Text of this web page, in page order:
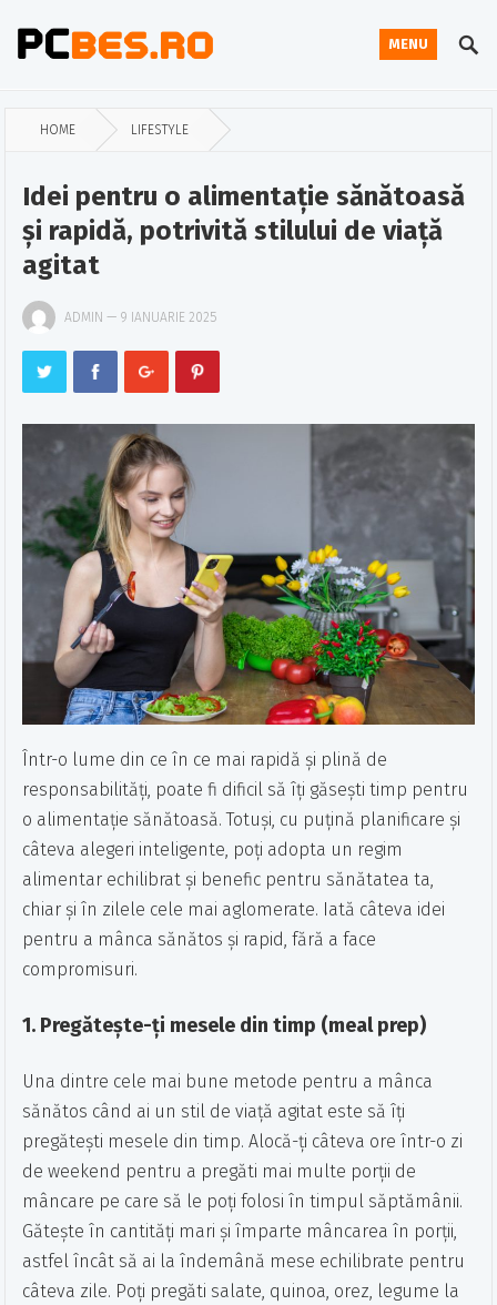
MENU
HOME LIFESTYLE
Idei pentru o alimentație sănătoasă
și rapidă, potrivită stilului de viață
agitat
ADMIN — 9 IANUARIE 2025
Într-o lume din ce în ce mai rapidă și plină de
responsabilități, poate fi dificil să îți găsești timp pentru
o alimentație sănătoasă. Totuși, cu puțină planificare și
câteva alegeri inteligente, poți adopta un regim
alimentar echilibrat și benefic pentru sănătatea ta,
chiar și în zilele cele mai aglomerate. Iată câteva idei
pentru a mânca sănătos și rapid, fără a face
compromisuri.
1. Pregătește-ți mesele din timp (meal prep)
Una dintre cele mai bune metode pentru a mânca
sănătos când ai un stil de viață agitat este să îți
pregătești mesele din timp. Alocă-ți câteva ore într-o zi
de weekend pentru a pregăti mai multe porții de
mâncare pe care să le poți folosi în timpul săptămânii.
Gătește în cantități mari și împarte mâncarea în porții,
astfel încât să ai la îndemână mese echilibrate pentru
câteva zile. Poți pregăti salate, quinoa, orez, legume la